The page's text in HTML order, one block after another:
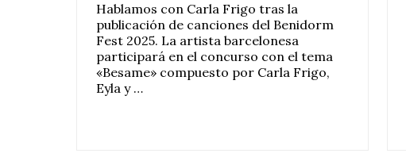
Hablamos con Carla Frigo tras la
publicación de canciones del Benidorm
Fest 2025. La artista barcelonesa
participará en el concurso con el tema
«Besame» compuesto por Carla Frigo,
Eyla y …